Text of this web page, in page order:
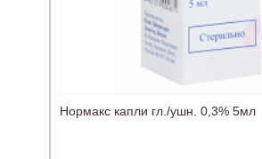
Нормакс капли гл./ушн. 0,3% 5мл